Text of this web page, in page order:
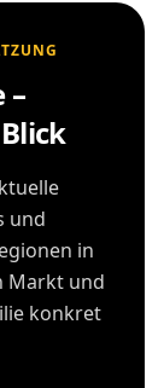
–
und
in
Markt und
konkret